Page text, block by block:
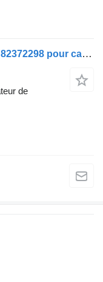
Radiateur de climatisation Renault 82372298 pour camion Renault T (2013-)
de